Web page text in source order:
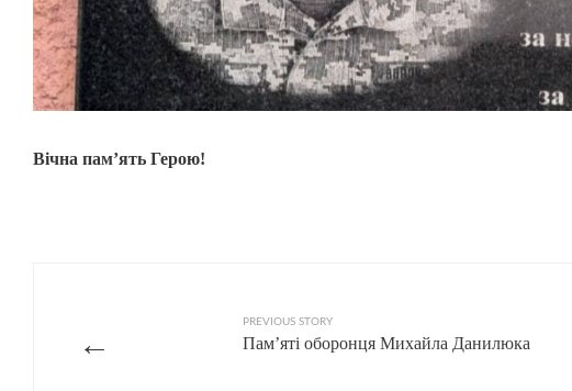
Вічна пам’ять Герою!
←
PREVIOUS STORY
Пам’яті оборонця Михайла Данилюка